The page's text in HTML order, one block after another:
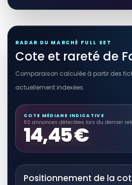
RADAR DU MARCHÉ FULL SET
Cote et rareté de
Comparaison calculée à partir des
actuellement indexées.
COTE MÉDIANE INDICATIVE
60 annonces détectées lors du dernier
14,45 €
Positionnement de la